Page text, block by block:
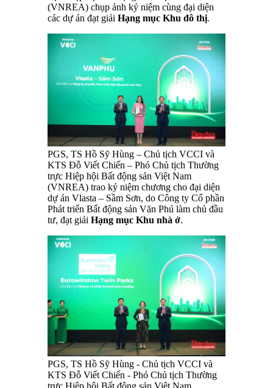
(VNREA) chụp ảnh kỷ niệm cùng đại diện
các dự án đạt giải Hạng mục Khu đô thị.
PGS, TS Hồ Sỹ Hùng – Chủ tịch VCCI và
KTS Đỗ Viết Chiến – Phó Chủ tịch Thường
trực Hiệp hội Bất động sản Việt Nam
(VNREA) trao kỷ niệm chương cho đại diện
dự án Vlasta – Sầm Sơn, do Công ty Cổ phần
Phát triển Bất động sản Văn Phú làm chủ đầu
tư, đạt giải Hạng mục Khu nhà ở.
PGS, TS Hồ Sỹ Hùng - Chủ tịch VCCI và
KTS Đỗ Viết Chiến - Phó Chủ tịch Thường